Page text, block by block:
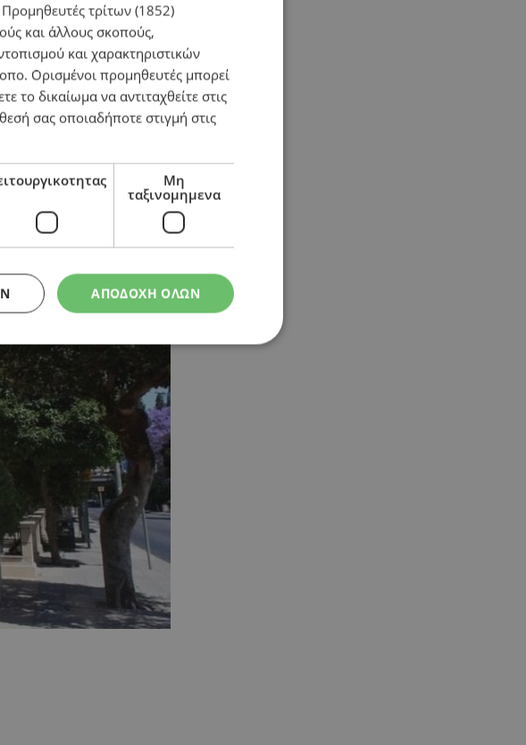
Προμηθευτές τρίτων (1852)
και άλλους σκοπούς,
και χαρακτηριστικών
Ορισμένοι προμηθευτές μπορεί
το δικαίωμα να αντιταχθείτε στις
σας οποιαδήποτε στιγμή στις
Μη
ταξινομημενα
ΑΠΟΔΟΧΗ ΟΛΩΝ